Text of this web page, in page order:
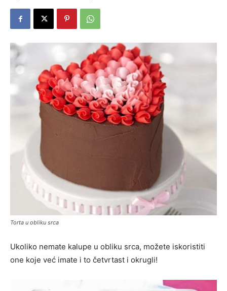
Torta u obliku srca
Ukoliko nemate kalupe u obliku srca, možete iskoristiti
one koje već imate i to četvrtast i okrugli!